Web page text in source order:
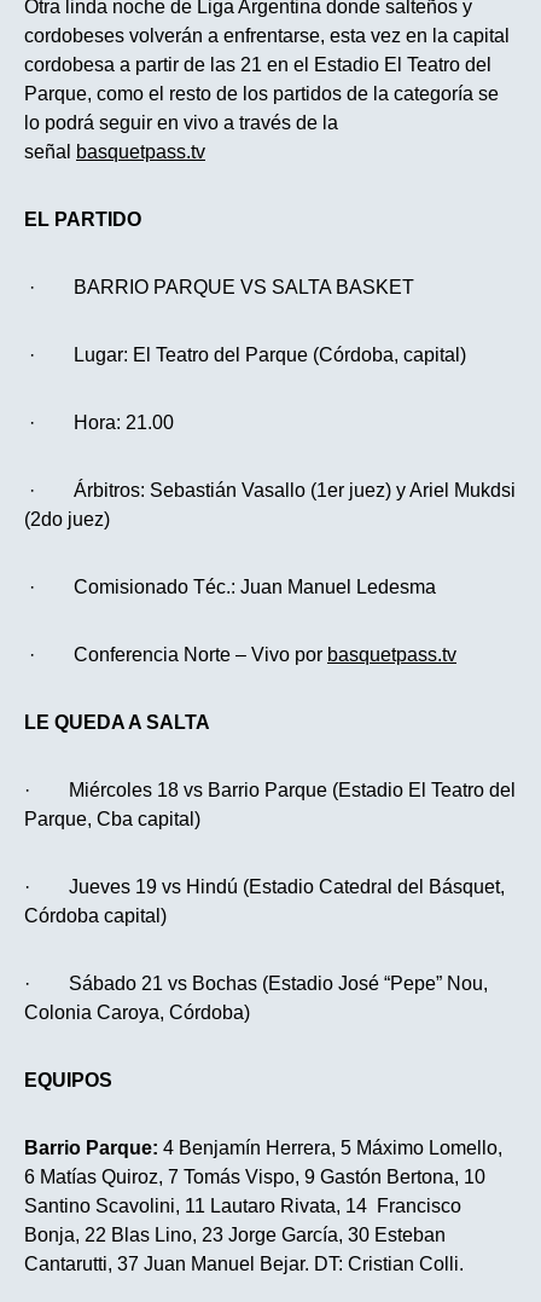
Otra linda noche de Liga Argentina donde salteños y
cordobeses volverán a enfrentarse, esta vez en la capital
cordobesa a partir de las 21 en el Estadio El Teatro del
Parque, como el resto de los partidos de la categoría se
lo podrá seguir en vivo a través de la
señal basquetpass.tv
EL PARTIDO
· BARRIO PARQUE VS SALTA BASKET
· Lugar: El Teatro del Parque (Córdoba, capital)
· Hora: 21.00
· Árbitros: Sebastián Vasallo (1er juez) y Ariel Mukdsi
(2do juez)
· Comisionado Téc.: Juan Manuel Ledesma
· Conferencia Norte – Vivo por basquetpass.tv
LE QUEDA A SALTA
· Miércoles 18 vs Barrio Parque (Estadio El Teatro del
Parque, Cba capital)
· Jueves 19 vs Hindú (Estadio Catedral del Básquet,
Córdoba capital)
· Sábado 21 vs Bochas (Estadio José “Pepe” Nou,
Colonia Caroya, Córdoba)
EQUIPOS
Barrio Parque: 4 Benjamín Herrera, 5 Máximo Lomello,
6 Matías Quiroz, 7 Tomás Vispo, 9 Gastón Bertona, 10
Santino Scavolini, 11 Lautaro Rivata, 14 Francisco
Bonja, 22 Blas Lino, 23 Jorge García, 30 Esteban
Cantarutti, 37 Juan Manuel Bejar. DT: Cristian Colli.